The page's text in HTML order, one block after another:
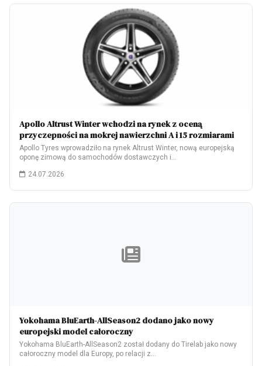
Apollo Altrust Winter wchodzi na rynek z oceną
przyczepności na mokrej nawierzchni A i 15 rozmiarami
Apollo Tyres wprowadziło na rynek Altrust Winter, nową europejską
oponę zimową do samochodów dostawczych i…
24.07.2026
Yokohama BluEarth-AllSeason2 dodano jako nowy
europejski model całoroczny
Yokohama BluEarth-AllSeason2 został dodany do Tirelab jako nowy
całoroczny model dla Europy, po relacji z…